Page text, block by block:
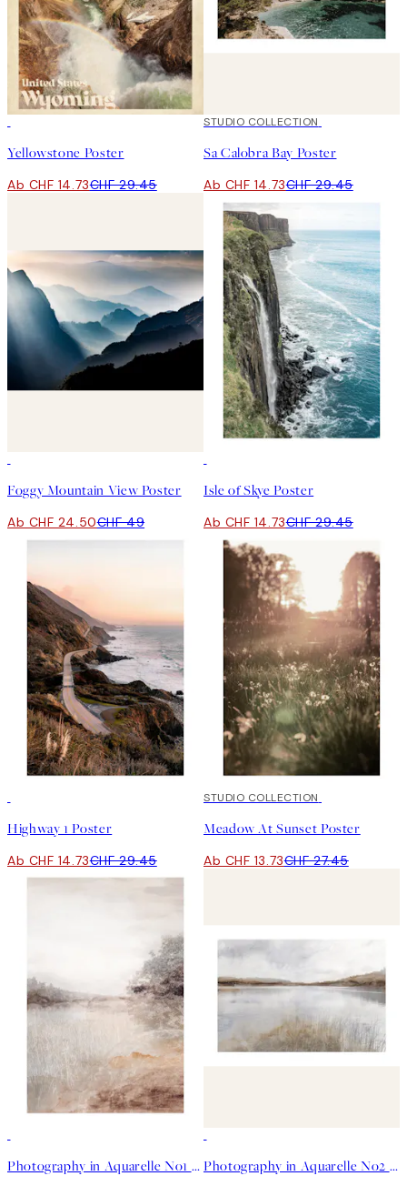
Yellowstone Poster
Ab CHF 14.73CHF 29.45
50%*
STUDIO COLLECTION
Sa Calobra Bay Poster
Ab CHF 14.73CHF 29.45
Foggy Mountain View Poster
Ab CHF 24.50CHF 49
Isle of Skye Poster
Ab CHF 14.73CHF 29.45
Highway 1 Poster
Ab CHF 14.73CHF 29.45
50%*
STUDIO COLLECTION
Meadow At Sunset Poster
Ab CHF 13.73CHF 27.45
Photography in Aquarelle No1 Poster Photography in Aquarelle No2 Poster